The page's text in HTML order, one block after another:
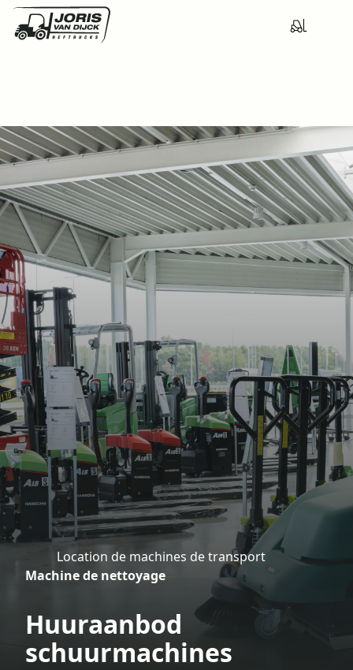
o
e
Location de machines de transport
Machine de nettoyage
Huuraanbod
schuurmachines